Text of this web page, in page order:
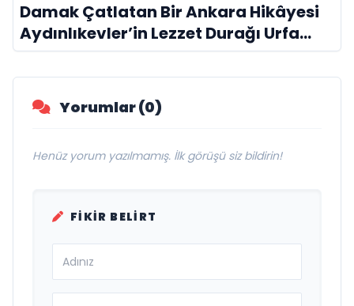
Damak Çatlatan Bir Ankara Hikâyesi
Aydınlıkevler’in Lezzet Durağı Urfa
Damak
Yorumlar (0)
Henüz yorum yazılmamış. İlk görüşü siz bildirin!
FIKIR BELIRT